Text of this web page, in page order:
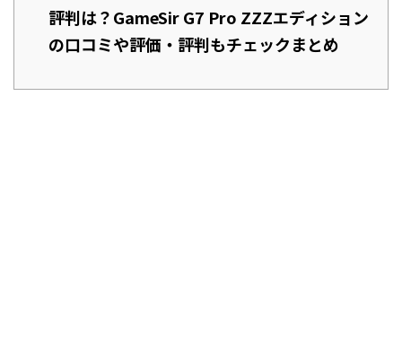
評判は？GameSir G7 Pro ZZZエディション
の口コミや評価・評判もチェックまとめ